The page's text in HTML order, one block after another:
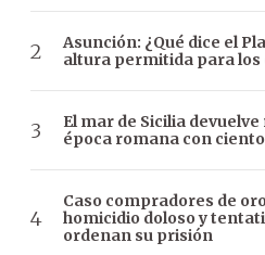
Asunción: ¿Qué dice el
altura permitida para los
El mar de Sicilia
época romana con
Caso compradores de
homicidio doloso y
ordenan su prisión